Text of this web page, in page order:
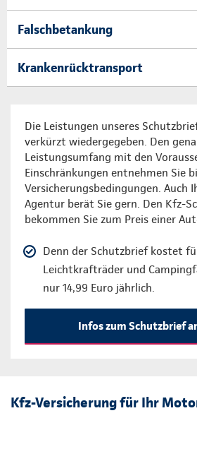
Falschbetankung
Krankenrücktransport
Die Leistungen unseres
verkürzt wiedergegeben. Den
Leistungsumfang mit den
Einschränkungen entnehmen Sie
Versicherungsbedingungen. Auch
Agentur berät Sie gern. Den Kfz-
bekommen Sie zum Preis einer
Denn der Schutzbrief kostet
Leichtkrafträder und
nur 14,99 Euro jährlich.
Infos zum Schutzbrief
Kfz-Versicherung für Ihr